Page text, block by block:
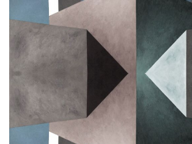
L.B. MIRAGE
Ακρυλικό σε καμβά
100x100cm